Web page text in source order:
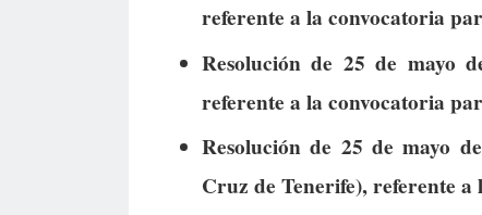
referente a la convocatoria
Resolución de 25 de mayo
referente a la convocatoria
Resolución de 25 de mayo
Cruz de Tenerife), referente a